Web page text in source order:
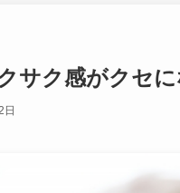
サク感がクセ
日